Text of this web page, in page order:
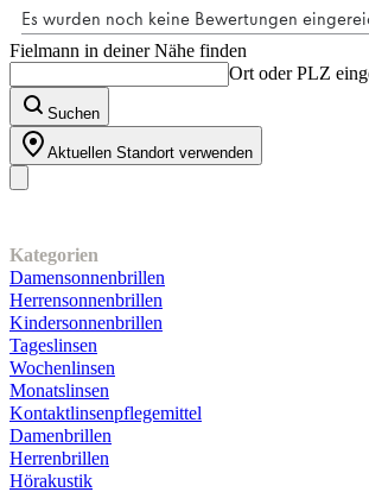
Fielmann in deiner Nähe finden
Ort oder PLZ
Suchen
Aktuellen Standort verwenden
Kategorien
Damensonnenbrillen
Herrensonnenbrillen
Kindersonnenbrillen
Tageslinsen
Wochenlinsen
Monatslinsen
Kontaktlinsenpflegemittel
Damenbrillen
Herrenbrillen
Hörakustik